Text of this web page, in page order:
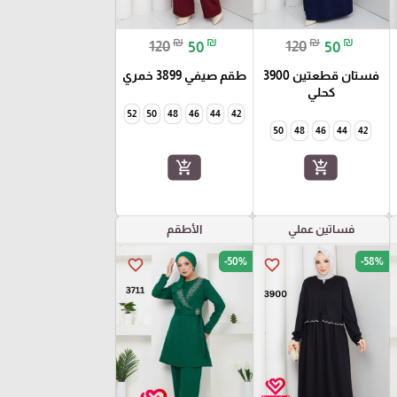
120₪ 50 ₪
فستان قطعتين 3900
كحلي
42
44
46
48
50
add_shopping_cart
120₪ 50 ₪
طقم صيفي 3899 خمري
42
44
46
48
50
52
add_shopping_cart
فساتين عملي
favorite_border -58%
الأطقم
favorite_border -50%